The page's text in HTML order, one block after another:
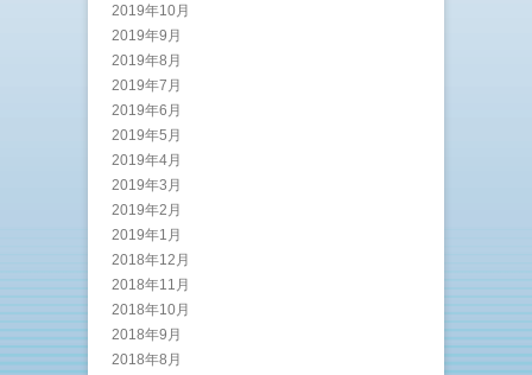
2019年10月
2019年9月
2019年8月
2019年7月
2019年6月
2019年5月
2019年4月
2019年3月
2019年2月
2019年1月
2018年12月
2018年11月
2018年10月
2018年9月
2018年8月